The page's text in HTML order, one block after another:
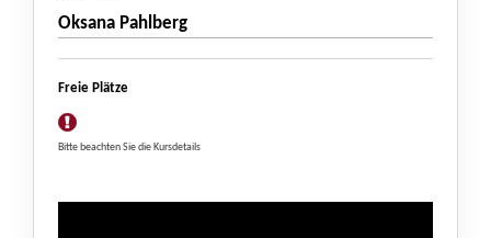
Oksana Pahlberg
Freie Plätze
Bitte beachten Sie die Kursdetails